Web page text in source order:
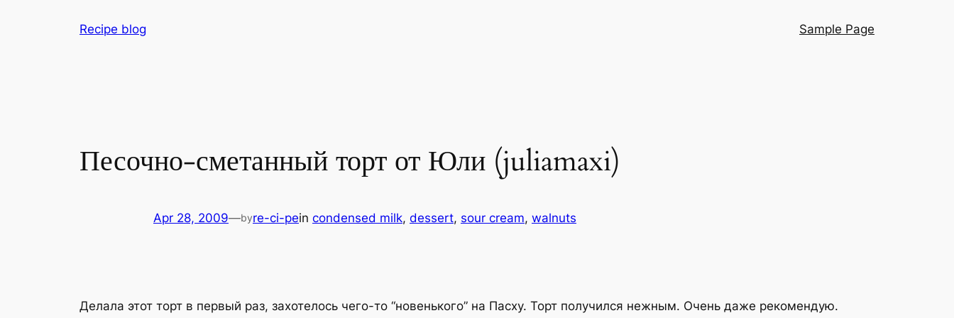
Recipe blog Sample Page
Песочно-сметанный торт от Юли (juliamaxi)
Apr 28, 2009—byre-ci-pein condensed milk, dessert, sour cream, walnuts
Делала этот торт в первый раз, захотелось чего-то “новенького” на Пасху. Торт получился нежным. Очень даже рекомендую.